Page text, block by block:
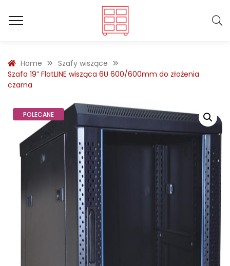
Home
Szafy wiszące
Szafa 19” FlatLINE wisząca 6U 600/600mm do złożenia
czarna
POLECANE